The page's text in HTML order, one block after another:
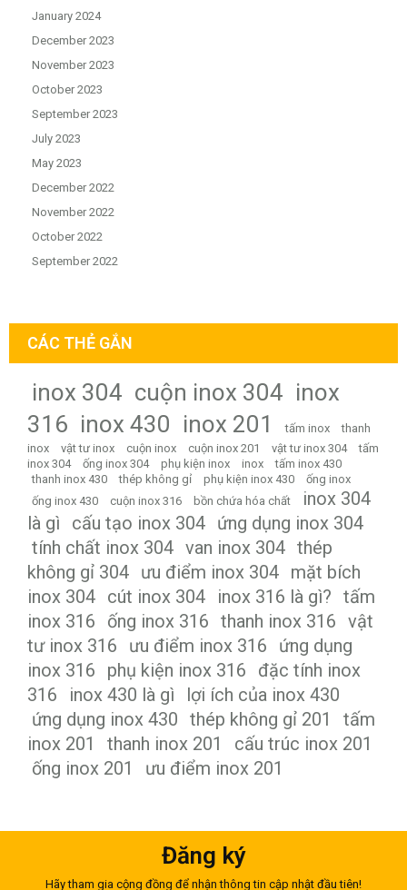
January 2024
December 2023
November 2023
October 2023
September 2023
July 2023
May 2023
December 2022
November 2022
October 2022
September 2022
CÁC THẺ GẮN
inox 304 cuộn inox 304 inox
316 inox 430 inox 201 tấm inox
thanh
inox
vật tư inox cuộn inox cuộn inox 201 vật tư inox 304
tấm
inox 304
ống inox 304 phụ kiện inox inox
tấm inox 430
thanh inox 430
thép không gỉ phụ kiện inox 430
ống inox
ống inox 430
cuộn inox 316 bồn chứa hóa chất
inox 304
là gì
cấu tạo inox 304 ứng dụng inox 304
tính chất inox 304 van inox 304 thép
không gỉ 304 ưu điểm inox 304 mặt bích
inox 304 cút inox 304 inox 316 là gì? tấm
inox 316
ống inox 316 thanh inox 316 vật
tư inox 316
ưu điểm inox 316
ứng dụng
inox 316
phụ kiện inox 316
đặc tính inox
316
inox 430 là gì
lợi ích của inox 430
ứng dụng inox 430 thép không gỉ 201
tấm
inox 201
thanh inox 201
cấu trúc inox 201
ống inox 201
ưu điểm inox 201
Đăng ký
Hãy tham gia cộng đồng để nhận thông tin cập nhật đầu tiên!